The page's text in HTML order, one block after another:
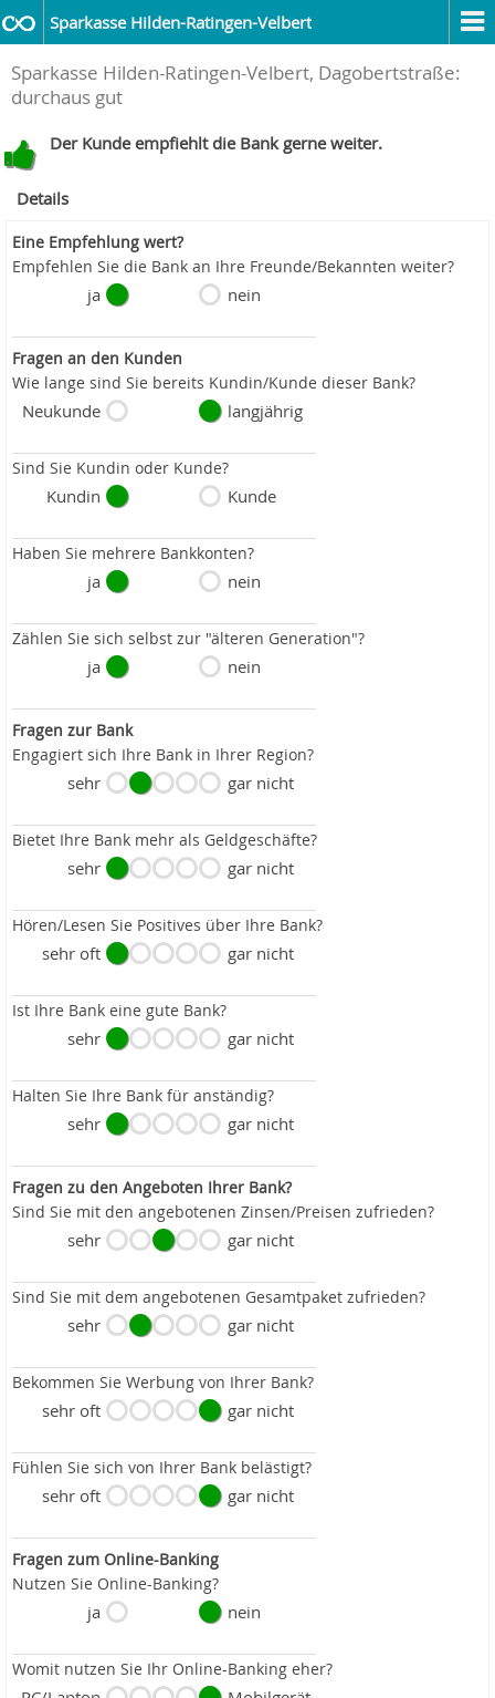
Sparkasse Hilden-Ratingen-Velbert
Sparkasse Hilden-Ratingen-Velbert, Dagobertstraße:
durchaus gut
Der Kunde empfiehlt die Bank gerne weiter.
Details
Eine Empfehlung wert?
Empfehlen Sie die Bank an Ihre Freunde/Bekannten weiter?
ja nein
Fragen an den Kunden
Wie lange sind Sie bereits Kundin/Kunde dieser Bank?
Neukunde langjährig
Sind Sie Kundin oder Kunde?
Kundin Kunde
Haben Sie mehrere Bankkonten?
ja nein
Zählen Sie sich selbst zur "älteren Generation"?
ja nein
Fragen zur Bank
Engagiert sich Ihre Bank in Ihrer Region?
sehr gar nicht
Bietet Ihre Bank mehr als Geldgeschäfte?
sehr gar nicht
Hören/Lesen Sie Positives über Ihre Bank?
sehr oft gar nicht
Ist Ihre Bank eine gute Bank?
sehr gar nicht
Halten Sie Ihre Bank für anständig?
sehr gar nicht
Fragen zu den Angeboten Ihrer Bank?
Sind Sie mit den angebotenen Zinsen/Preisen zufrieden?
sehr gar nicht
Sind Sie mit dem angebotenen Gesamtpaket zufrieden?
sehr gar nicht
Bekommen Sie Werbung von Ihrer Bank?
sehr oft gar nicht
Fühlen Sie sich von Ihrer Bank belästigt?
sehr oft gar nicht
Fragen zum Online-Banking
Nutzen Sie Online-Banking?
ja nein
Womit nutzen Sie Ihr Online-Banking eher?